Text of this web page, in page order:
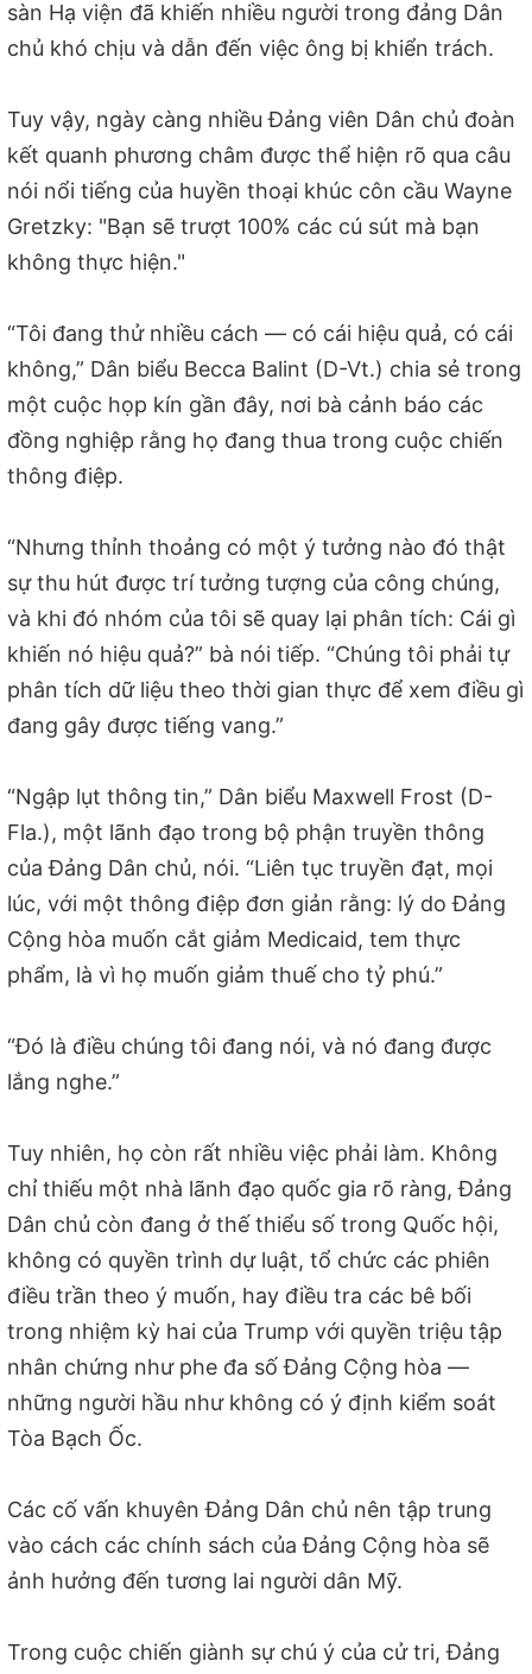
sàn Hạ viện đã khiến nhiều người trong đảng Dân
chủ khó chịu và dẫn đến việc ông bị khiển trách.
Tuy vậy, ngày càng nhiều Đảng viên Dân chủ đoàn
kết quanh phương châm được thể hiện rõ qua câu
nói nổi tiếng của huyền thoại khúc côn cầu Wayne
Gretzky: "Bạn sẽ trượt 100% các cú sút mà bạn
không thực hiện."
“Tôi đang thử nhiều cách — có cái hiệu quả, có cái
không,” Dân biểu Becca Balint (D-Vt.) chia sẻ trong
một cuộc họp kín gần đây, nơi bà cảnh báo các
đồng nghiệp rằng họ đang thua trong cuộc chiến
thông điệp.
“Nhưng thỉnh thoảng có một ý tưởng nào đó thật
sự thu hút được trí tưởng tượng của công chúng,
và khi đó nhóm của tôi sẽ quay lại phân tích: Cái gì
khiến nó hiệu quả?” bà nói tiếp. “Chúng tôi phải tự
phân tích dữ liệu theo thời gian thực để xem điều gì
đang gây được tiếng vang.”
“Ngập lụt thông tin,” Dân biểu Maxwell Frost (D-
Fla.), một lãnh đạo trong bộ phận truyền thông
của Đảng Dân chủ, nói. “Liên tục truyền đạt, mọi
lúc, với một thông điệp đơn giản rằng: lý do Đảng
Cộng hòa muốn cắt giảm Medicaid, tem thực
phẩm, là vì họ muốn giảm thuế cho tỷ phú.”
“Đó là điều chúng tôi đang nói, và nó đang được
lắng nghe.”
Tuy nhiên, họ còn rất nhiều việc phải làm. Không
chỉ thiếu một nhà lãnh đạo quốc gia rõ ràng, Đảng
Dân chủ còn đang ở thế thiểu số trong Quốc hội,
không có quyền trình dự luật, tổ chức các phiên
điều trần theo ý muốn, hay điều tra các bê bối
trong nhiệm kỳ hai của Trump với quyền triệu tập
nhân chứng như phe đa số Đảng Cộng hòa —
những người hầu như không có ý định kiểm soát
Tòa Bạch Ốc.
Các cố vấn khuyên Đảng Dân chủ nên tập trung
vào cách các chính sách của Đảng Cộng hòa sẽ
ảnh hưởng đến tương lai người dân Mỹ.
Trong cuộc chiến giành sự chú ý của cử tri, Đảng